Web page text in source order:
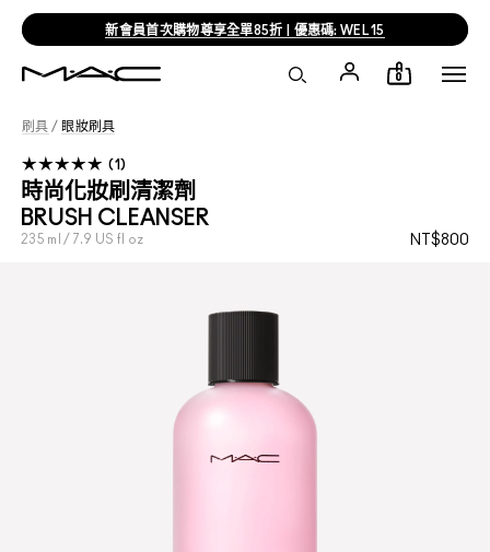
新會員首次購物尊享全單85折 | 優惠碼: WEL15
0
刷具 / 眼妝刷具
時尚化妝刷清潔劑
BRUSH CLEANSER
NT$800
235 ml / 7.9 US fl oz
1